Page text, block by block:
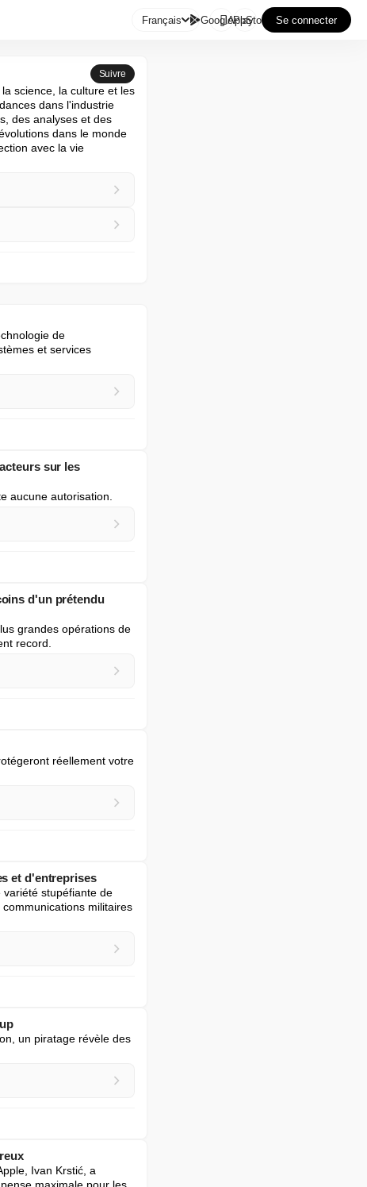
Français GooglePlay
AppStore Se connecter
Suivre
science, la culture et les
dans l'industrie
des analyses et des
dans le monde
avec la vie
de
et services
sur les
aucune autorisation.
d'un prétendu
grandes opérations de
record.
réellement votre
et d'entreprises
stupéfiante de
militaires
un piratage révèle des
Ivan Krstić, a